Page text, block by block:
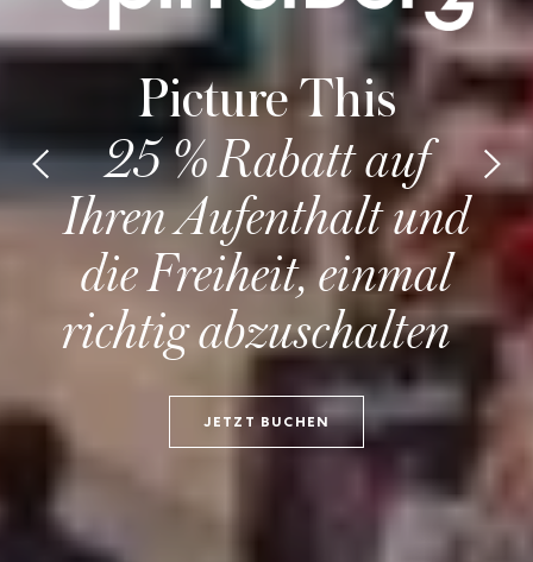
Picture This
25 % Rabatt auf
Ihren Aufenthalt und
die Freiheit, einmal
richtig abzuschalten
JETZT BUCHEN